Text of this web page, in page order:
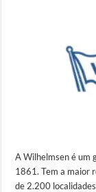
A Wilhelmsen é um
1861. Tem a maior
de 2.200